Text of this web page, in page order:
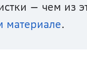
— чем из
материале.